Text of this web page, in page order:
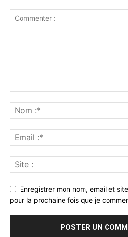
Enregistrer mon nom, email et
pour la prochaine fois que je